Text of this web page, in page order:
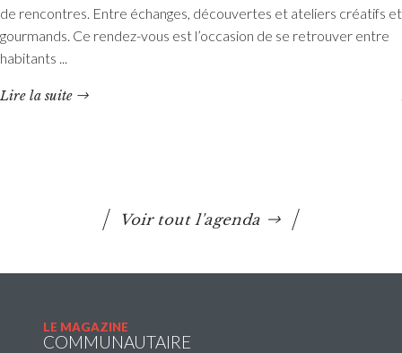
Etang du Moulin Neuf : baignade interdite
La baignade est interdite ainsi que certaines activités
nautiques. La consommation de poissons pêchés est
de rencontres. Entre échanges, découvertes et ateliers créatifs et
gourmands. Ce rendez-vous est l’occasion de se retrouver entre
habitants ...
Lire la suite
Voir tout l'agenda
LE MAGAZINE
COMMUNAUTAIRE